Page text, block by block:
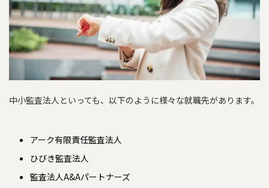
中小監査法人といっても、以下のように様々な就職先があります。
アーク有限責任監査法人
ひびき監査法人
監査法人A&Aパートナーズ